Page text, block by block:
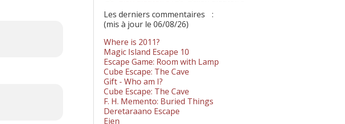
Les derniers commentaires
:
(mis à jour le 06/08/26)
Where is 2011?
Magic Island Escape 10
Escape Game: Room with Lamp
Cube Escape: The Cave
Gift - Who am I?
Cube Escape: The Cave
F. H. Memento: Buried Things
Deretaraano Escape
Eien